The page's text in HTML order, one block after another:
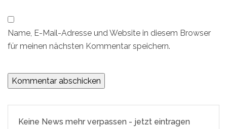
Name, E-Mail-Adresse und Website in diesem Browser
für meinen nächsten Kommentar speichern.
Keine News mehr verpassen - jetzt eintragen